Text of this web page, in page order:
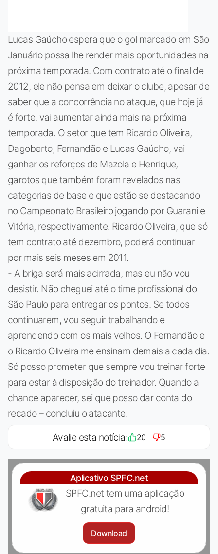
Lucas Gaúcho espera que o gol marcado em São
Januário possa lhe render mais oportunidades na
próxima temporada. Com contrato até o final de
2012, ele não pensa em deixar o clube, apesar de
saber que a concorrência no ataque, que hoje já
é forte, vai aumentar ainda mais na próxima
temporada. O setor que tem Ricardo Oliveira,
Dagoberto, Fernandão e Lucas Gaúcho, vai
ganhar os reforços de Mazola e Henrique,
garotos que também foram revelados nas
categorias de base e que estão se destacando
no Campeonato Brasileiro jogando por Guarani e
Vitória, respectivamente. Ricardo Oliveira, que só
tem contrato até dezembro, poderá continuar
por mais seis meses em 2011.
- A briga será mais acirrada, mas eu não vou
desistir. Não cheguei até o time profissional do
São Paulo para entregar os pontos. Se todos
continuarem, vou seguir trabalhando e
aprendendo com os mais velhos. O Fernandão e
o Ricardo Oliveira me ensinam demais a cada dia.
Só posso prometer que sempre vou treinar forte
para estar à disposição do treinador. Quando a
chance aparecer, sei que posso dar conta do
recado – concluiu o atacante.
Avalie esta notícia: 20 5
Aplicativo SPFC.net
SPFC.net tem uma aplicação
gratuita para android!
Download